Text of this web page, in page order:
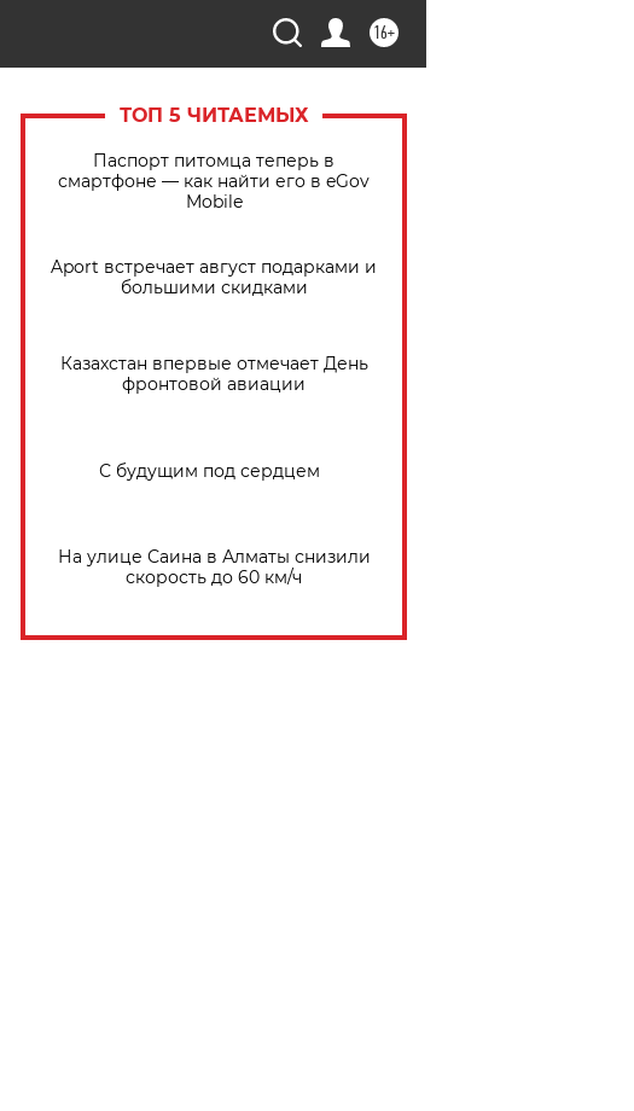
16+
ТОП 5 ЧИТАЕМЫХ
Паспорт питомца теперь в
смартфоне — как найти его в eGov
Mobile
Aport встречает август подарками и
большими скидками
Казахстан впервые отмечает День
фронтовой авиации
С будущим под сердцем
На улице Саина в Алматы снизили
скорость до 60 км/ч